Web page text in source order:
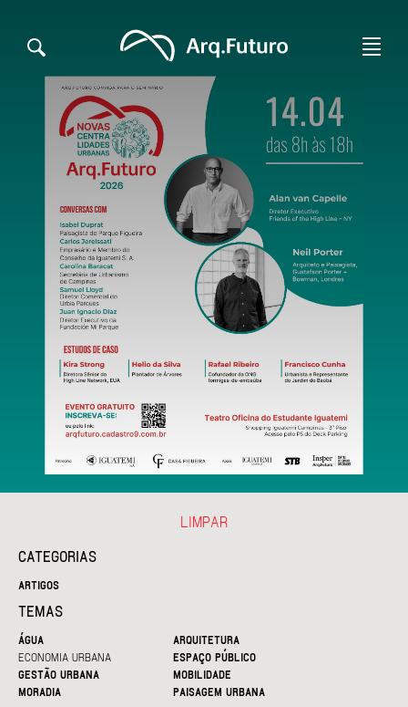
CATEGORIAS
ARTIGOS
TEMAS
ÁGUA
ARQUITETURA
ECONOMIA URBANA
ESPAÇO PÚBLICO
GESTÃO URBANA
MOBILIDADE
MORADIA
PAISAGEM URBANA
LIMPAR